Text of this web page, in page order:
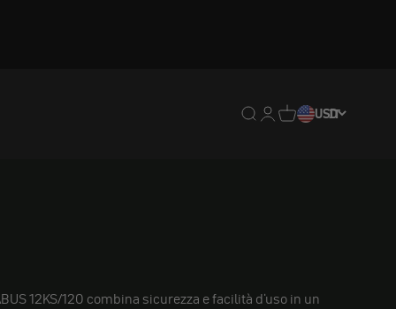
Traduzione mancante:
Traduzione
Traduzione
USD
IT
12KS/120 combina sicurezza e facilità d'uso in un